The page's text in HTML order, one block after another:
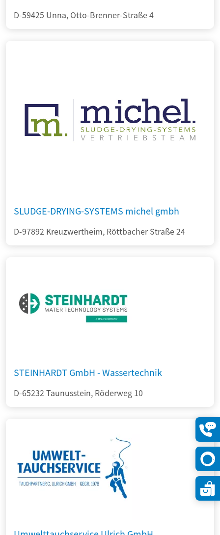
D-59425 Unna, Otto-Brenner-Straße 4
SLUDGE-DRYING-SYSTEMS michel gmbh
D-97892 Kreuzwertheim, Röttbacher Straße 24
STEINHARDT GmbH - Wassertechnik
D-65232 Taunusstein, Röderweg 10